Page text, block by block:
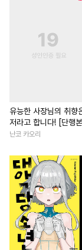
오메가버스
# 까칠수 #떡대
#OO버스 #계
#능욕공 #
하
#명랑수 #피폐
#사제관계 #
# 친구>연인 #
#다정수 #
유능한 사장님의 취향
저라고 합니다! [단행
난코 카오리